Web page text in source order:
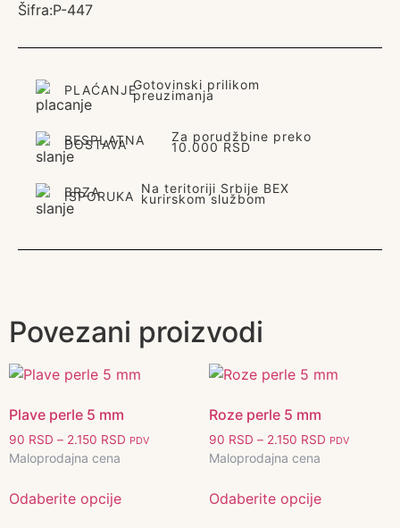
Šifra:P-447
PLAĆANJEGotovinski prilikom
preuzimanja
BESPLATNA
DOSTAVA
Za porudžbine preko
10.000 RSD
BRZA
ISPORUKA
Na teritoriji Srbije BEX
kurirskom službom
Povezani proizvodi
Plave perle 5 mm
90 RSD – 2.150 RSD PDV
Maloprodajna cena
Odaberite opcije
Roze perle 5 mm
90 RSD – 2.150 RSD PDV
Maloprodajna cena
Odaberite opcije